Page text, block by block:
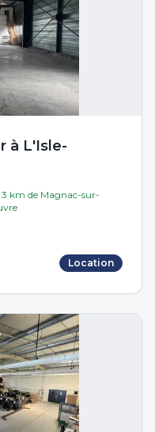
à L'Isle-
3 km de Magnac-sur-
Location